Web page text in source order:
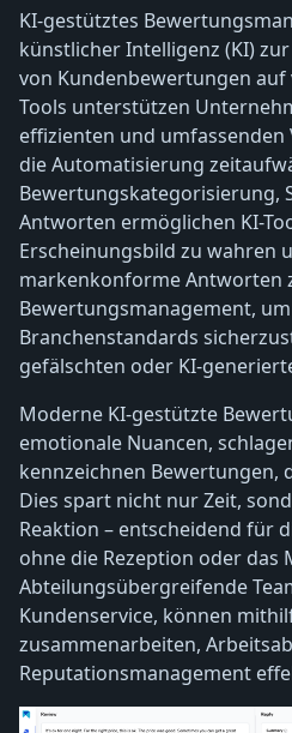
KI-gestütztes
künstlicher Intelligenz (KI)
von Kundenbewertungen
Tools unterstützen
effizienten und
die Automatisierung
Bewertungskategorisierung,
Antworten ermöglichen KI-
Erscheinungsbild zu wahren
markenkonforme Antworten
Bewertungsmanagement,
Branchenstandards
gefälschten oder KI-
Moderne KI-gestützte
emotionale Nuancen,
kennzeichnen Bewertungen,
Dies spart nicht nur Zeit,
Reaktion – entscheidend für
ohne die Rezeption oder
Abteilungsübergreifende
Kundenservice, können
zusammenarbeiten,
Reputationsmanagement